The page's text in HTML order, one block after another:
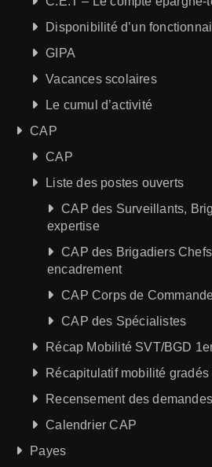
Disponibilité d’un
GIPA
Vacances scolaires
Le cumul d’activité
CAP
CAP
Liste des postes ouverts
CAP des Surveillants,
expertise
CAP des Brigadiers
encadrement
CAP Corps de
CAP des Spécialistes
Récap Mobilité SVT/BGD
Récapitulatif mobilité gradés
Recensement des demandes
Calendrier CAP
Payes